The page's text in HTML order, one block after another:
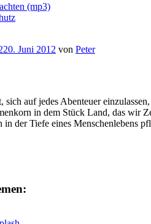
(mp3)
20. Juni 2012 von Peter
sich auf jedes Abenteuer
in dem Stück Land, das wir
in der Tiefe eines Menschenlebens